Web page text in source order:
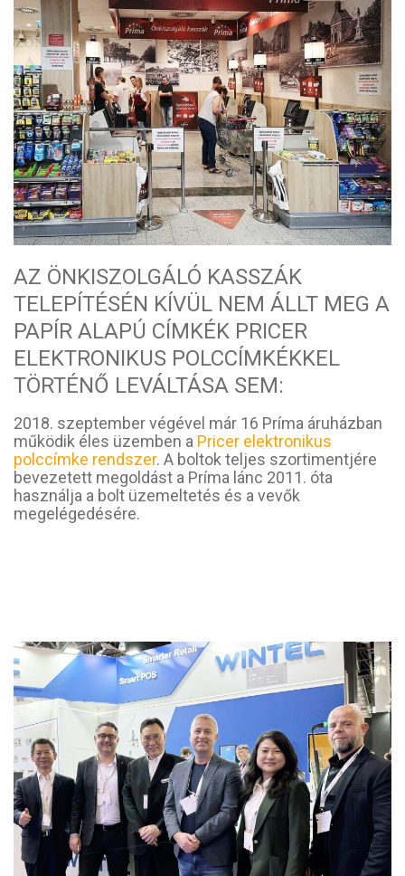
AZ ÖNKISZOLGÁLÓ KASSZÁK
TELEPÍTÉSÉN KÍVÜL NEM ÁLLT MEG A
PAPÍR ALAPÚ CÍMKÉK PRICER
ELEKTRONIKUS POLCCÍMKÉKKEL
TÖRTÉNŐ LEVÁLTÁSA SEM:
2018. szeptember végével már 16 Príma áruházban
működik éles üzemben a Pricer elektronikus
polccímke rendszer. A boltok teljes szortimentjére
bevezetett megoldást a Príma lánc 2011. óta
használja a bolt üzemeltetés és a vevők
megelégedésére.